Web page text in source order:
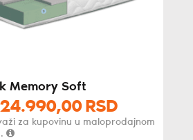
Memory Soft
24.990,00 RSD
za kupovinu u maloprodajnom